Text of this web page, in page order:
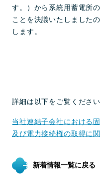
す。）から系統用蓄電所
ことを決議いたしました
します。
詳細は以下をご覧ください
当社連結子会社における
及び電力接続権の取得に
新着情報一覧に戻る